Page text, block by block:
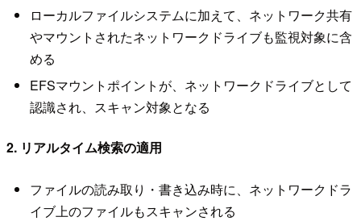
ローカルファイルシステムに加えて、ネットワーク共有
やマウントされたネットワークドライブも監視対象に含
める
EFSマウントポイントが、ネットワークドライブとして
認識され、スキャン対象となる
2. リアルタイム検索の適用
ファイルの読み取り・書き込み時に、ネットワークドラ
イブ上のファイルもスキャンされる